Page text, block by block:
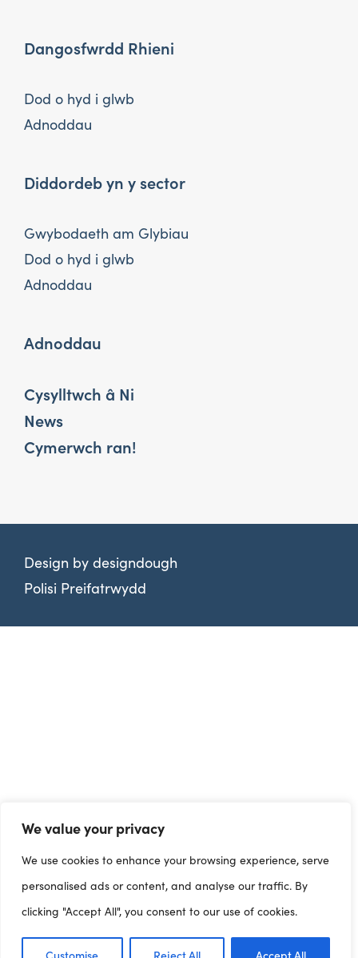
We value your privacy
We use cookies to enhance your browsing experience, serve
personalised ads or content, and analyse our traffic. By
clicking "Accept All", you consent to our use of cookies.
Customise Reject All Accept All
Dangosfwrdd Rhieni
Dod o hyd i glwb
Adnoddau
Diddordeb yn y sector
Gwybodaeth am Glybiau
Dod o hyd i glwb
Adnoddau
Adnoddau
Cysylltwch â Ni
News
Cymerwch ran!
Design by designdough
Polisi Preifatrwydd